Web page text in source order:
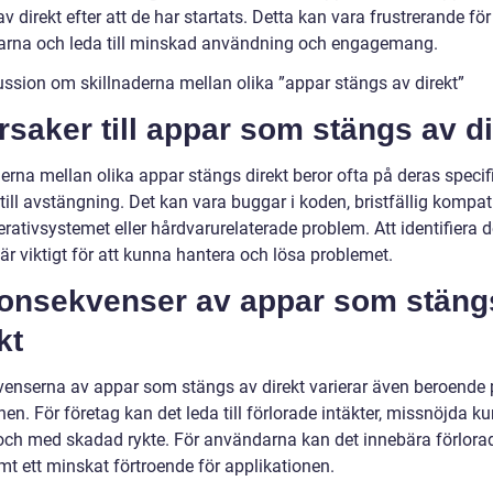
direkt efter att de har startats. Detta kan vara frustrerande för
och leda till minskad användning och engagemang.
om skillnaderna mellan olika ”appar stängs av direkt”
till appar som stängs av
mellan olika appar stängs direkt beror ofta på deras
avstängning. Det kan vara buggar i koden, bristfällig
eller hårdvarurelaterade problem. Att identifiera
viktigt för att kunna hantera och lösa problemet.
av appar som
av appar som stängs av direkt varierar även beroende
För företag kan det leda till förlorade intäkter, missnöjda
med skadad rykte. För användarna kan det innebära
ett minskat förtroende för applikationen.